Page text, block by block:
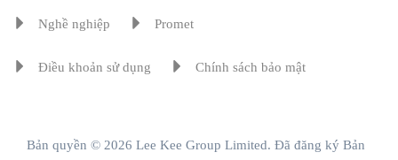
Nghề nghiệp Promet
Điều khoản sử dụng Chính sách bảo mật
Bản quyền © 2026 Lee Kee Group Limited. Đã đăng ký Bản